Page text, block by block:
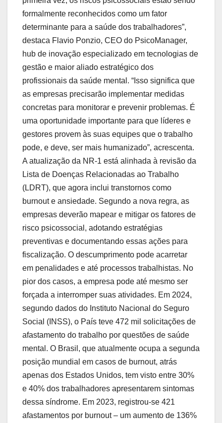
formalmente reconhecidos como um fator
determinante para a saúde dos trabalhadores”,
destaca Flavio Ponzio, CEO do PsicoManager,
hub de inovação especializado em tecnologias de
gestão e maior aliado estratégico dos
profissionais da saúde mental. “Isso significa que
as empresas precisarão implementar medidas
concretas para monitorar e prevenir problemas. É
uma oportunidade importante para que líderes e
gestores provem às suas equipes que o trabalho
pode, e deve, ser mais humanizado”, acrescenta.
A atualização da NR-1 está alinhada à revisão da
Lista de Doenças Relacionadas ao Trabalho
(LDRT), que agora inclui transtornos como
burnout e ansiedade. Segundo a nova regra, as
empresas deverão mapear e mitigar os fatores de
risco psicossocial, adotando estratégias
preventivas e documentando essas ações para
fiscalização. O descumprimento pode acarretar
em penalidades e até processos trabalhistas. No
pior dos casos, a empresa pode até mesmo ser
forçada a interromper suas atividades. Em 2024,
segundo dados do Instituto Nacional do Seguro
Social (INSS), o País teve 472 mil solicitações de
afastamento do trabalho por questões de saúde
mental. O Brasil, que atualmente ocupa a segunda
posição mundial em casos de burnout, atrás
apenas dos Estados Unidos, tem visto entre 30%
e 40% dos trabalhadores apresentarem sintomas
dessa síndrome. Em 2023, registrou-se 421
afastamentos por burnout – um aumento de 136%